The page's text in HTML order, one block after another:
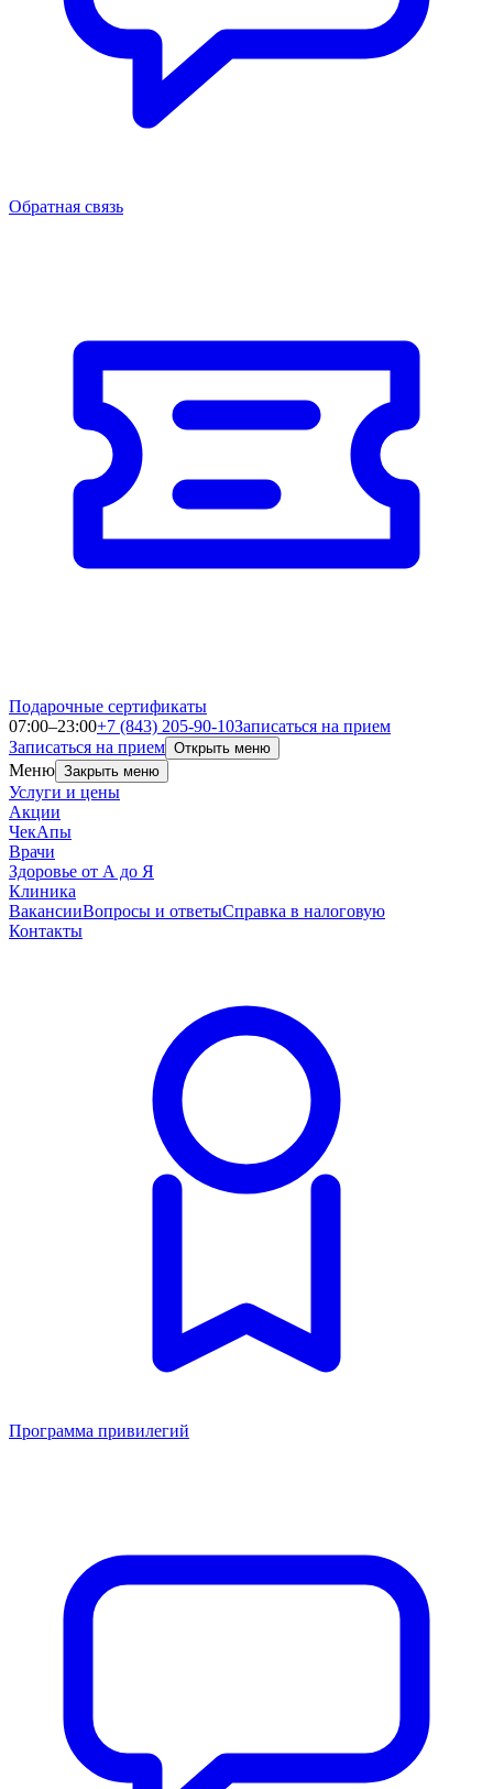
Обратная связь
Подарочные сертификаты
07:00–23:00+7 (843) 205-90-10Записаться на прием
Записаться на прием Открыть меню
Меню Закрыть меню
Услуги и цены
Акции
ЧекАпы
Врачи
Здоровье от А до Я
Клиника
ВакансииВопросы и ответыСправка в налоговую
Контакты
Программа привилегий